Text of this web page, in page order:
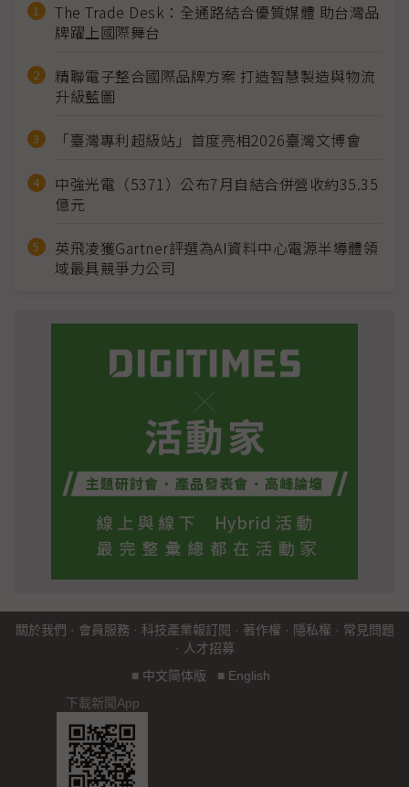
The Trade Desk：全通路結合優質媒體 助台灣品
牌躍上國際舞台
精聯電子整合國際品牌方案 打造智慧製造與物流
升級藍圖
「臺灣專利超級站」首度亮相2026臺灣文博會
中強光電（5371）公布7月自結合併營收約35.35
億元
英飛凌獲Gartner評選為AI資料中心電源半導體領
域最具競爭力公司
關於我們 · 會員服務 · 科技產業報訂閱 · 著作權 · 隱私權 · 常見問題
· 人才招募
■ 中文简体版 ■ English
下載新聞App